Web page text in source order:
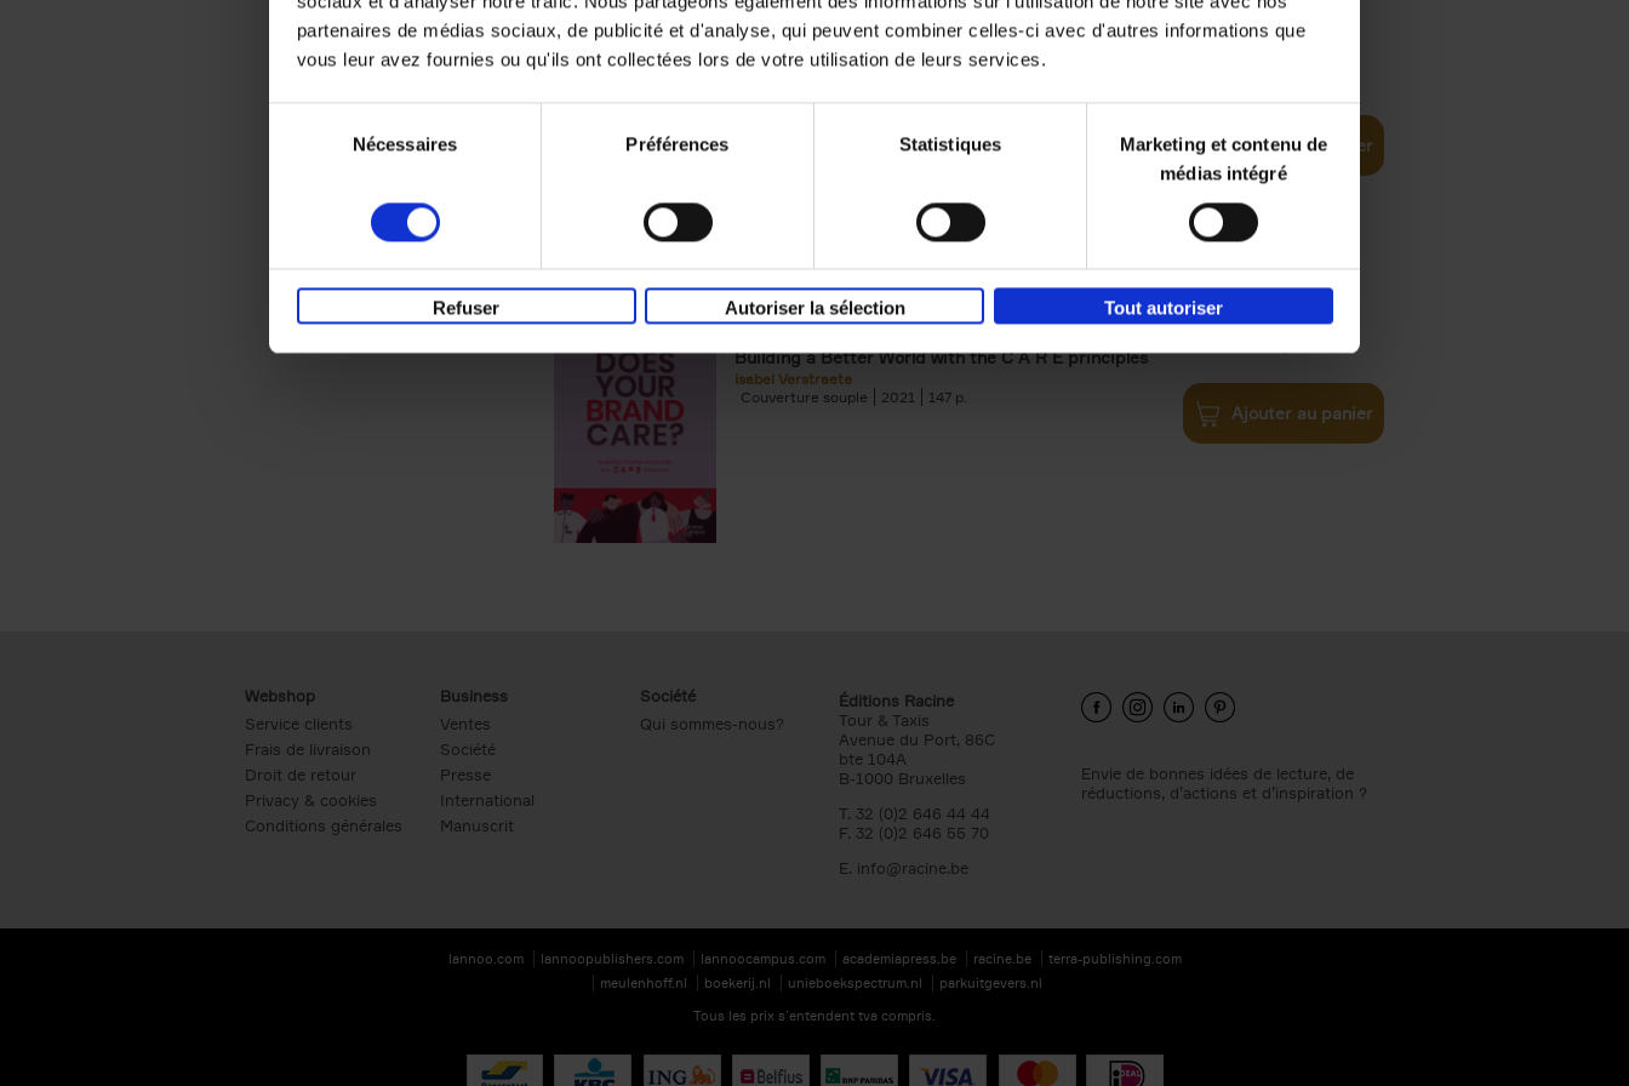
partenaires de médias sociaux, de publicité et d'analyse, qui peuvent combiner celles-ci avec d'autres informations que
vous leur avez fournies ou qu'ils ont collectées lors de votre utilisation de leurs services.
Nécessaires Préférences Statistiques
Marketing et contenu de
médias intégré
Refuser Autoriser la sélection Tout autoriser
Digital marketing like a PRO -
completely revised edition
Ajouter au panier
Does Your Brand Care?
Building a Better World with the C A R E principles
Isabel Verstraete
Couverture souple
2021 147
€34,99
Ajouter au panier
Webshop
Service clients
Frais de livraison
Droit de retour
Privacy & cookies
Conditions générales
Business
Ventes
Société
Presse
International
Manuscrit
Société
Qui sommes-nous?
Éditions Racine
Tour & Taxis
Avenue du Port, 86C
bte 104A
B-1000 Bruxelles
T. 32 (0)2 646 44 44
F. 32 (0)2 646 55 70
E. info@racine.be
Envie de bonnes idées de lecture, de
réductions, d’actions et d’inspiration ?
lannoo.com lannoopublishers.com lannoocampus.com academiapress.be racine.be
terra-publishing.com
meulenhoff.nl
boekerij.nl unieboekspectrum.nl
parkuitgevers.nl
Tous les prix s’entendent tva compris.